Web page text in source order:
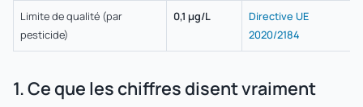
Limite de qualité (par
pesticide)
0,1 µg/L
Directive UE
2020/2184
1. Ce que les chiffres disent vraiment